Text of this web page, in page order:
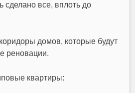
сделано все, вплоть до
домов, которые будут
реновации.
квартиры: